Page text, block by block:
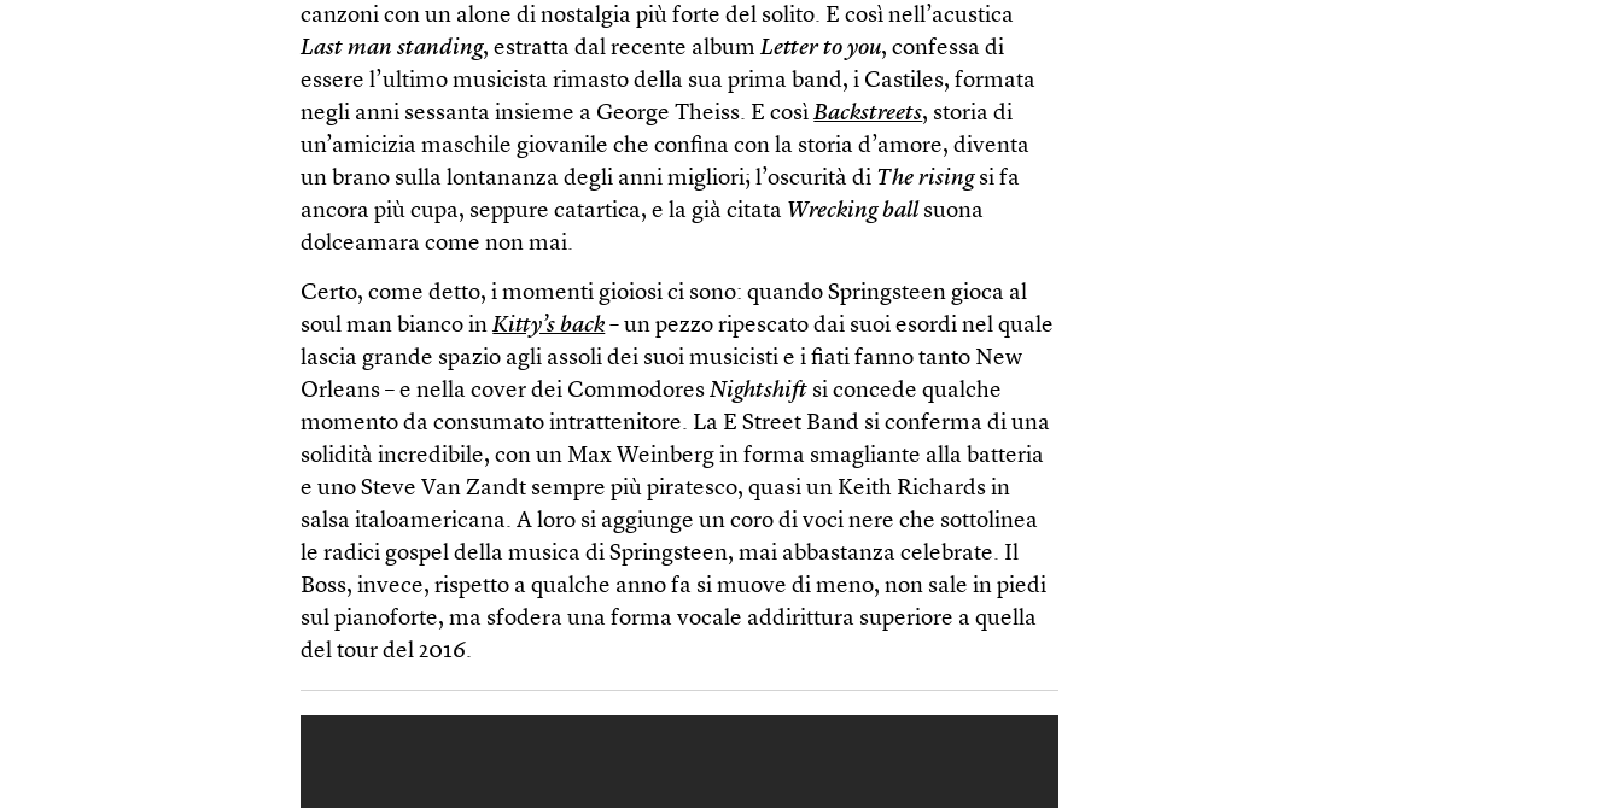
canzoni con un alone di nostalgia più forte del solito. E così nell’acustica
Last man standing, estratta dal recente albumLetter to you, confessa di
essere l’ultimo musicista rimasto della sua prima band, i Castiles, formata
negli anni sessanta insieme a George Theiss. E cosìBackstreets, storia di
un’amicizia maschile giovanile che confina con la storia d’amore, diventa
un brano sulla lontananza degli anni migliori; l’oscurità di The risingsi fa
ancora più cupa, seppure catartica, e la già citata Wrecking ball suona
dolceamara come non mai.
Certo, come detto, i momenti gioiosi ci sono: quando Springsteen gioca al
soul man bianco inKitty’s back – un pezzo ripescato dai suoi esordi nel quale
lascia grande spazio agli assoli dei suoi musicisti e i fiati fanno tanto New
Orleans – e nella cover dei CommodoresNightshift si concede qualche
momento da consumato intrattenitore. La E Street Band si conferma di una
solidità incredibile, con un Max Weinberg in forma smagliante alla batteria
e uno Steve Van Zandt sempre più piratesco, quasi un Keith Richards in
salsa italoamericana. A loro si aggiunge un coro di voci nere che sottolinea
le radici gospel della musica di Springsteen, mai abbastanza celebrate. Il
Boss, invece, rispetto a qualche anno fa si muove di meno, non sale in piedi
sul pianoforte, ma sfodera una forma vocale addirittura superiore a quella
del tour del 2016.